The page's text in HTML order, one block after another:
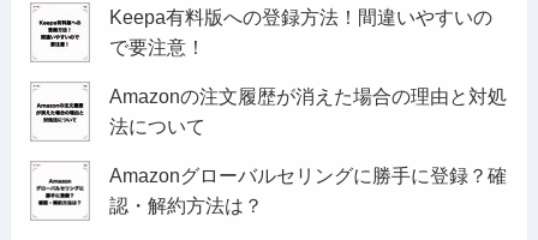
Keepa有料版への登録方法！間違いやすいの
で要注意！
Amazonの注文履歴が消えた場合の理由と対処
法について
Amazonグローバルセリングに勝手に登録？確
認・解約方法は？